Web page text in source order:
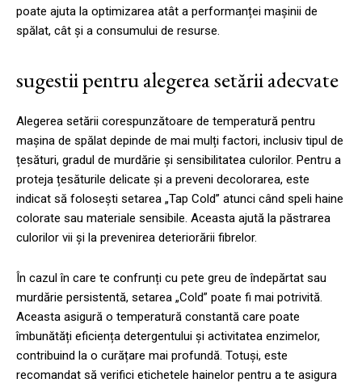
poate ajuta la optimizarea atât a performanței mașinii de
spălat, cât și a consumului de resurse.
sugestii pentru alegerea setării adecvate
Alegerea setării corespunzătoare de temperatură pentru
mașina de spălat depinde de mai mulți factori, inclusiv tipul de
țesături, gradul de murdărie și sensibilitatea culorilor. Pentru a
proteja țesăturile delicate și a preveni decolorarea, este
indicat să folosești setarea „Tap Cold” atunci când speli haine
colorate sau materiale sensibile. Aceasta ajută la păstrarea
culorilor vii și la prevenirea deteriorării fibrelor.
În cazul în care te confrunți cu pete greu de îndepărtat sau
murdărie persistentă, setarea „Cold” poate fi mai potrivită.
Aceasta asigură o temperatură constantă care poate
îmbunătăți eficiența detergentului și activitatea enzimelor,
contribuind la o curățare mai profundă. Totuși, este
recomandat să verifici etichetele hainelor pentru a te asigura